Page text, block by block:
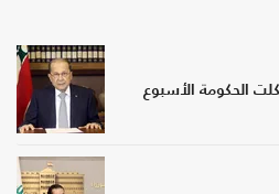
الحكومة الأسبوع